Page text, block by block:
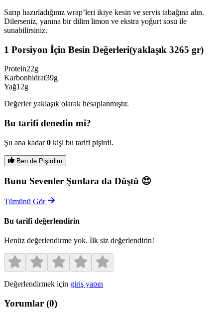
Sarıp hazırladığınız wrap’leri ikiye kesin ve servis tabağına alın.
Dilerseniz, yanına bir dilim limon ve ekstra yoğurt sosu ile
sunabilirsiniz.
1 Porsiyon İçin Besin Değerleri(yaklaşık 3265 gr)
Protein22g
Karbonhidrat39g
Yağ12g
Değerler yaklaşık olarak hesaplanmıştır.
Bu tarifi denedin mi?
Şu ana kadar0 kişi bu tarifi pişirdi.
Ben de Pişirdim
Bunu Sevenler Şunlara da Düştü 😍
Tümünü Gör
Bu tarifi değerlendirin
Henüz değerlendirme yok. İlk siz değerlendirin!
Değerlendirmek için giriş yapın
Yorumlar (0)